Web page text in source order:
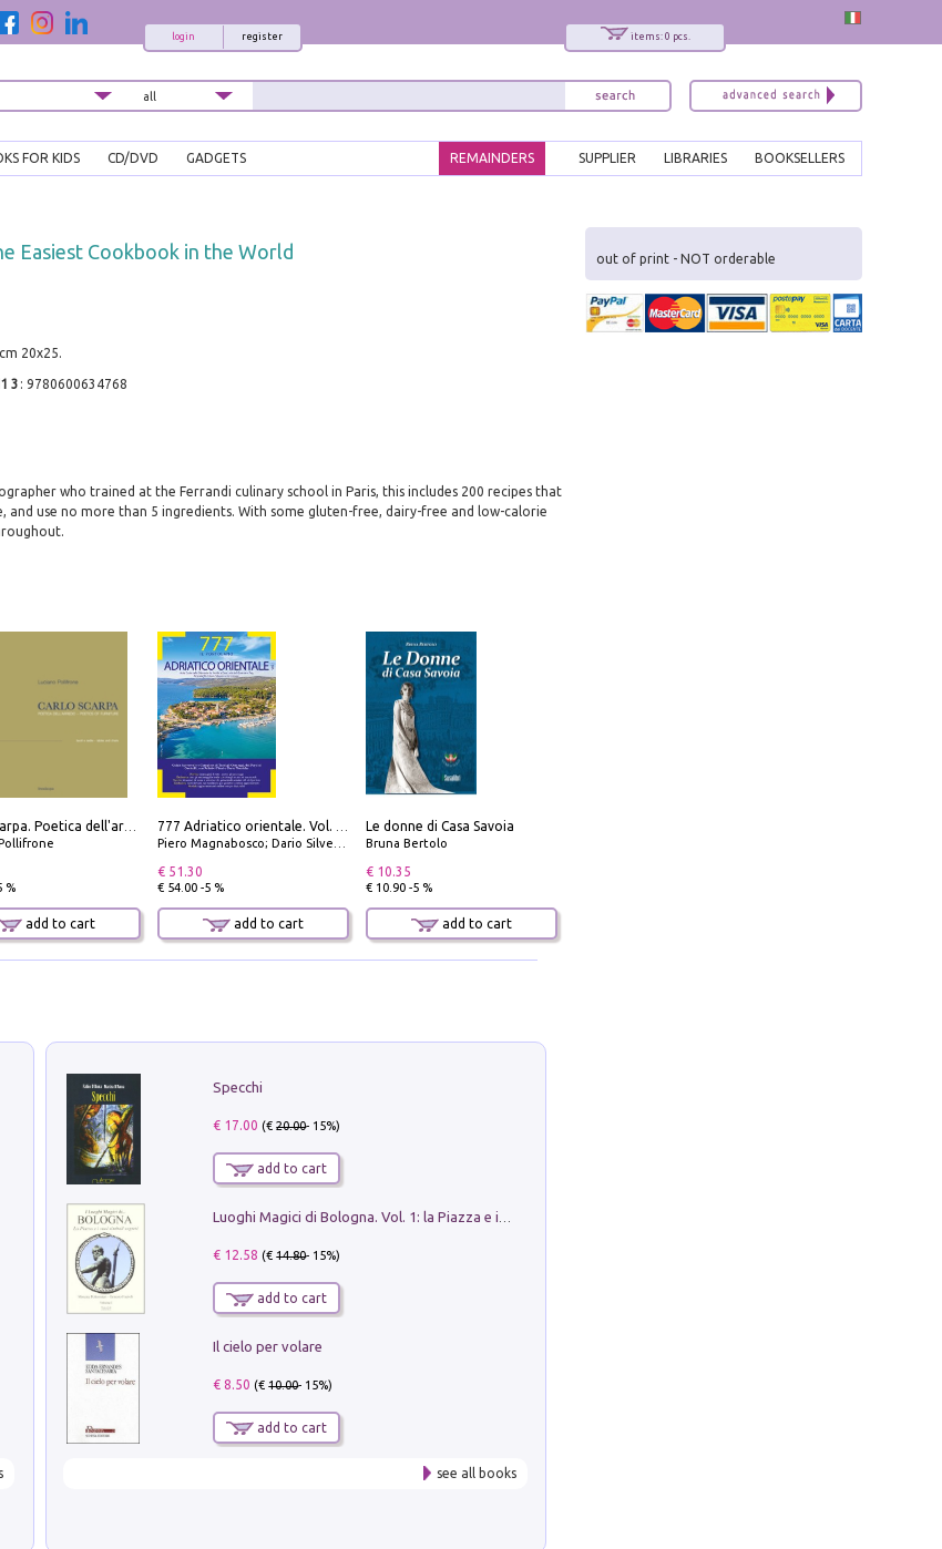
items: 0 pcs.
register
login
FOR KIDS CD/DVD GADGETS BOOKSELLERS
LIBRARIES
SUPPLIER
REMAINDERS
Easiest Cookbook in the World
20x25.
: 9780600634768
who trained at the Ferrandi culinary school in Paris, this includes 200 recipes that
and use no more than 5 ingredients. With some gluten-free, dairy-free and low-calorie
%
add to cart
Piero Magnabosco; Dario Silvestro; Marco Sbrizzi
€ 51.30
€ 54.00 -5 %
add to cart
Le donne di Casa Savoia
Bruna Bertolo
€ 10.35
€ 10.90 -5 %
add to cart
Specchi
€ 17.00 (€20.00- 15%)
add to cart
€ 12.58 (€14.80- 15%)
add to cart
Il cielo per volare
€ 8.50 (€10.00- 15%)
add to cart
see all books
out of print - NOT orderable
x
Interessato ai nostri libri?
Allora iscriviti alla nostra newsletter!
Sarai informato delle nostre novità, potrai
comunque cancellarti quando desideri.